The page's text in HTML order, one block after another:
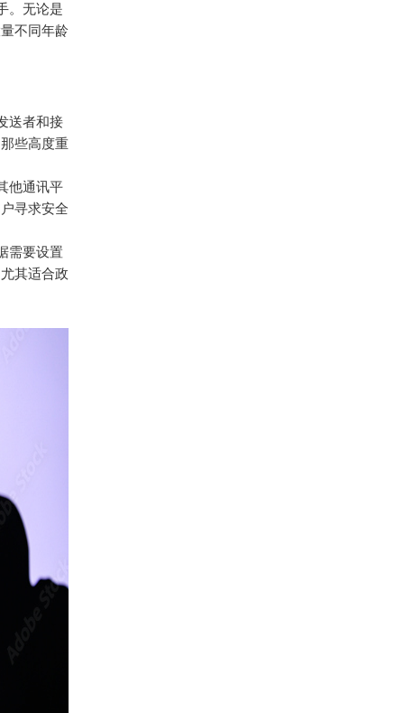
。无论是
不同年龄
送者和接
些高度重
他通讯平
寻求安全
需要设置
其适合政